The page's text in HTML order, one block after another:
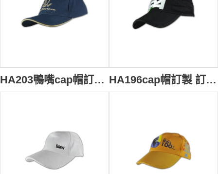
HA203鴨嘴cap帽訂造 cap帽設計 cap帽製作 HA196cap帽訂製 訂太陽帽 印太陽帽帽 diy帽 帽網HK